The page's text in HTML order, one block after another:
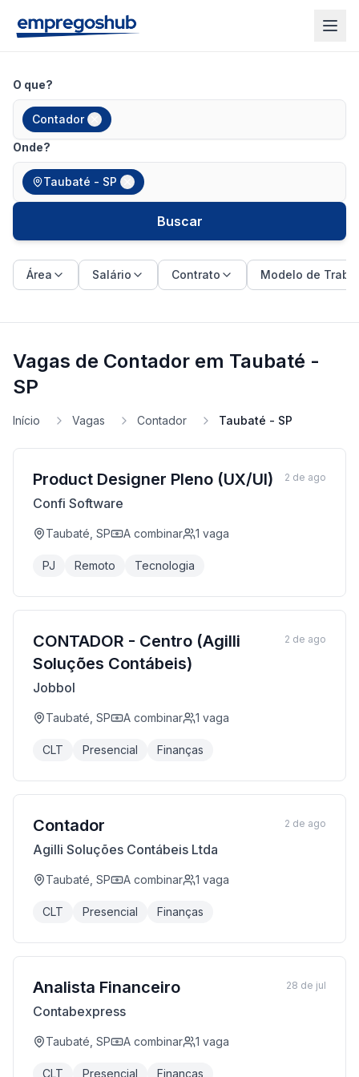
O que?
Contador
Onde?
Taubaté - SP
Buscar
Área Salário Contrato Modelo de
Vagas de Contador em Taubaté -
SP
Início Vagas Contador Taubaté - SP
Product Designer Pleno (UX/UI)
Confi Software
Taubaté, SP A combinar 1 vaga
PJ Remoto Tecnologia
2 de ago
CONTADOR - Centro (Agilli
Soluções Contábeis)
Jobbol
Taubaté, SP A combinar 1 vaga
CLT Presencial Finanças
2 de ago
Contador
Agilli Soluções Contábeis Ltda
Taubaté, SP A combinar 1 vaga
CLT Presencial Finanças
2 de ago
Analista Financeiro
Contabexpress
Taubaté, SP A combinar 1 vaga
CLT Presencial Finanças
28 de jul